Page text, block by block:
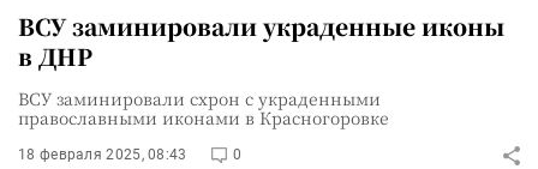
ВСУ заминировали украденные иконы
в ДНР
ВСУ заминировали схрон с украденными
православными иконами в Красногоровке
18 февраля 2025, 08:43 0